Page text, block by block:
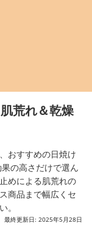
荒れ＆乾燥
おすすめの日焼け
の高さだけで選ん
めによる肌荒れの
商品まで幅広くセ
。
最終更新日: 2025年5月28日